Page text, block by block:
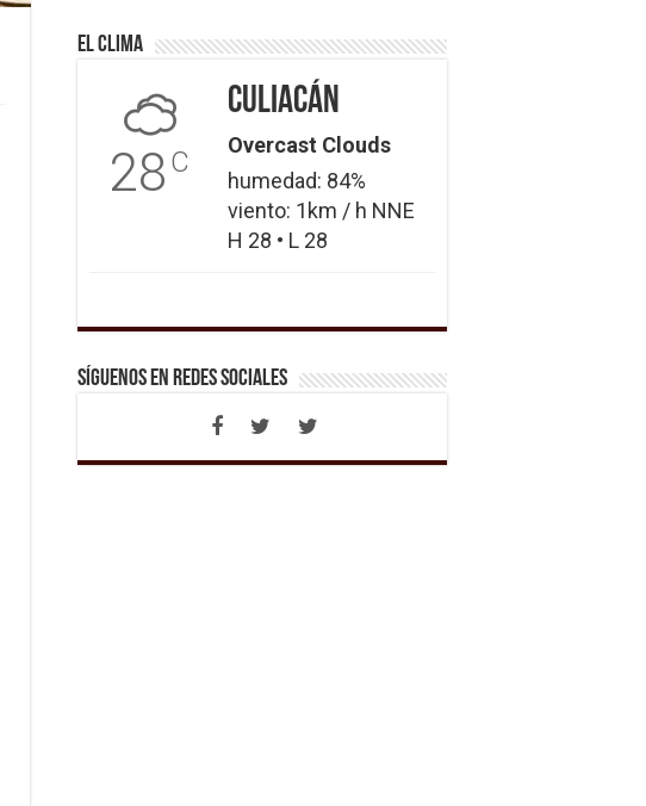
El Clima
28 C
Culiacán
Overcast Clouds
humedad: 84%
viento: 1km / h NNE
H 28 • L 28
Síguenos en Redes Sociales